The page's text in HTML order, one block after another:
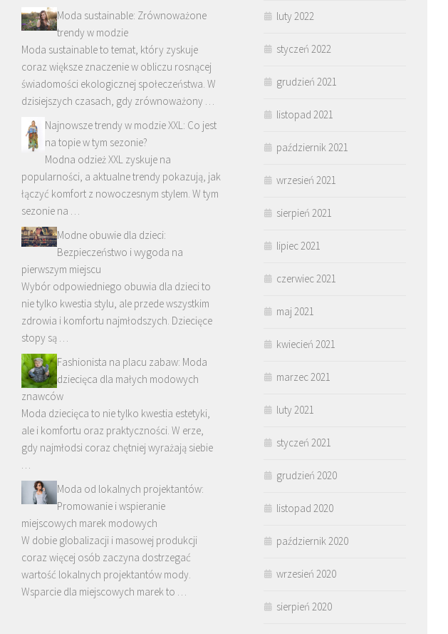
Moda sustainable: Zrównoważone
trendy w modzie
Moda sustainable to temat, który zyskuje
coraz większe znaczenie w obliczu rosnącej
świadomości ekologicznej społeczeństwa. W
dzisiejszych czasach, gdy zrównoważony …
Najnowsze trendy w modzie XXL: Co jest
na topie w tym sezonie?
Modna odzież XXL zyskuje na
popularności, a aktualne trendy pokazują, jak
łączyć komfort z nowoczesnym stylem. W tym
sezonie na …
Modne obuwie dla dzieci:
Bezpieczeństwo i wygoda na
pierwszym miejscu
Wybór odpowiedniego obuwia dla dzieci to
nie tylko kwestia stylu, ale przede wszystkim
zdrowia i komfortu najmłodszych. Dziecięce
stopy są …
Fashionista na placu zabaw: Moda
dziecięca dla małych modowych
znawców
Moda dziecięca to nie tylko kwestia estetyki,
ale i komfortu oraz praktyczności. W erze,
gdy najmłodsi coraz chętniej wyrażają siebie
…
Moda od lokalnych projektantów:
Promowanie i wspieranie
miejscowych marek modowych
W dobie globalizacji i masowej produkcji
coraz więcej osób zaczyna dostrzegać
wartość lokalnych projektantów mody.
Wsparcie dla miejscowych marek to …
luty 2022
styczeń 2022
grudzień 2021
listopad 2021
październik 2021
wrzesień 2021
sierpień 2021
lipiec 2021
czerwiec 2021
maj 2021
kwiecień 2021
marzec 2021
luty 2021
styczeń 2021
grudzień 2020
listopad 2020
październik 2020
wrzesień 2020
sierpień 2020